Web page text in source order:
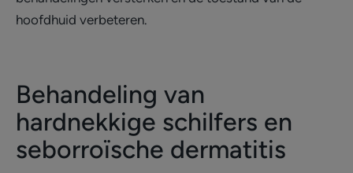
hoofdhuid verbeteren.
Behandeling van
hardnekkige schilfers en
seborroïsche dermatitis